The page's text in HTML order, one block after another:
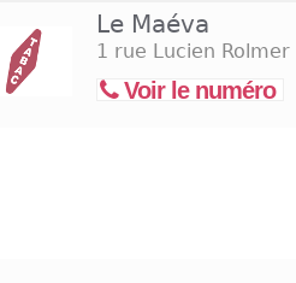
Le Maéva
1 rue Lucien Rolmer
Voir le numéro